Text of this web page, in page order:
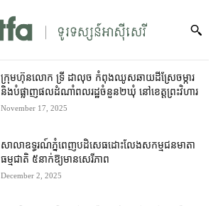
ក្រុមហ៊ុន​លោក ទ្រី ដាលុច កំពុង​ឈូស​ឆាយ​ដី​ស្រែ​ចម្ការ
និង​បំផ្លាញ​ផល​ដំណាំ​ពលរដ្ឋ​ចំនួន​២​ឃុំ នៅ​ខេត្ត​ព្រះវិហារ
November 17, 2025
សាលាឧទ្ធរណ៍​ភ្នំពេញ​បដិសេធ​ដោះលែង​សកម្មជន​មាតា​
ធម្មជាតិ ៥​នាក់​ឱ្យ​មាន​សេរីភាព
December 2, 2025